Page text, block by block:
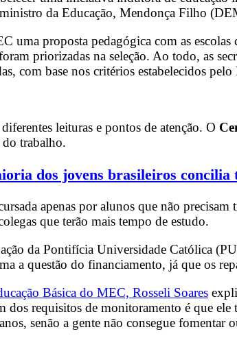
da Educação, Mendonça Filho
uma proposta pedagógica com as
priorizadas na seleção. Ao todo, as
com base nos critérios estabelecidos pelo
leituras e pontos de atenção. O
do trabalho.
dos jovens brasileiros concilia
apenas por alunos que não
que terão mais tempo de estudo.
da Pontifícia Universidade Católica
a questão do financiamento, já que os
Básica do MEC, Rosseli Soares
dos requisitos de monitoramento é que
senão a gente não consegue